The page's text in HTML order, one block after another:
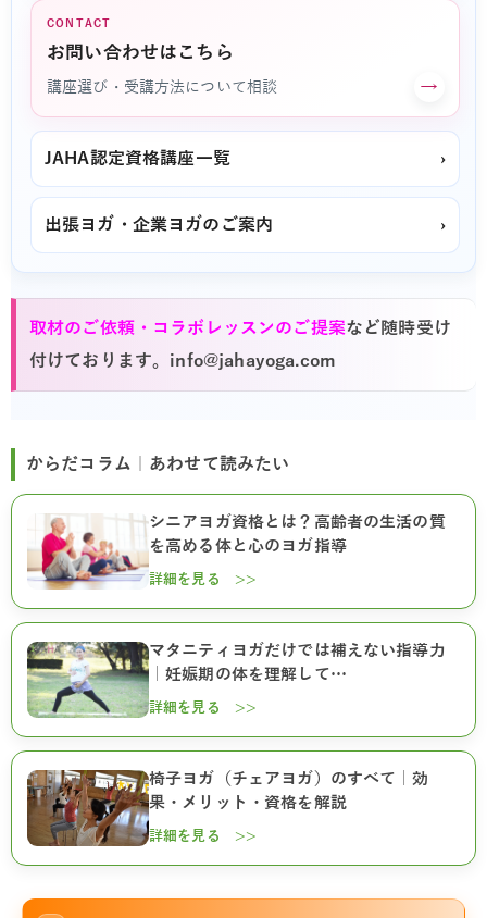
CONTACT
お問い合わせはこちら
講座選び・受講方法について相談 →
JAHA認定資格講座一覧 ›
出張ヨガ・企業ヨガのご案内 ›
取材のご依頼・コラボレッスンのご提案など随時受け
付けております。info@jahayoga.com
からだコラム｜あわせて読みたい
シニアヨガ資格とは？高齢者の生活の質
を高める体と心のヨガ指導
詳細を見る >>
マタニティヨガだけでは補えない指導力
｜妊娠期の体を理解して…
詳細を見る >>
椅子ヨガ（チェアヨガ）のすべて｜効
果・メリット・資格を解説
詳細を見る >>